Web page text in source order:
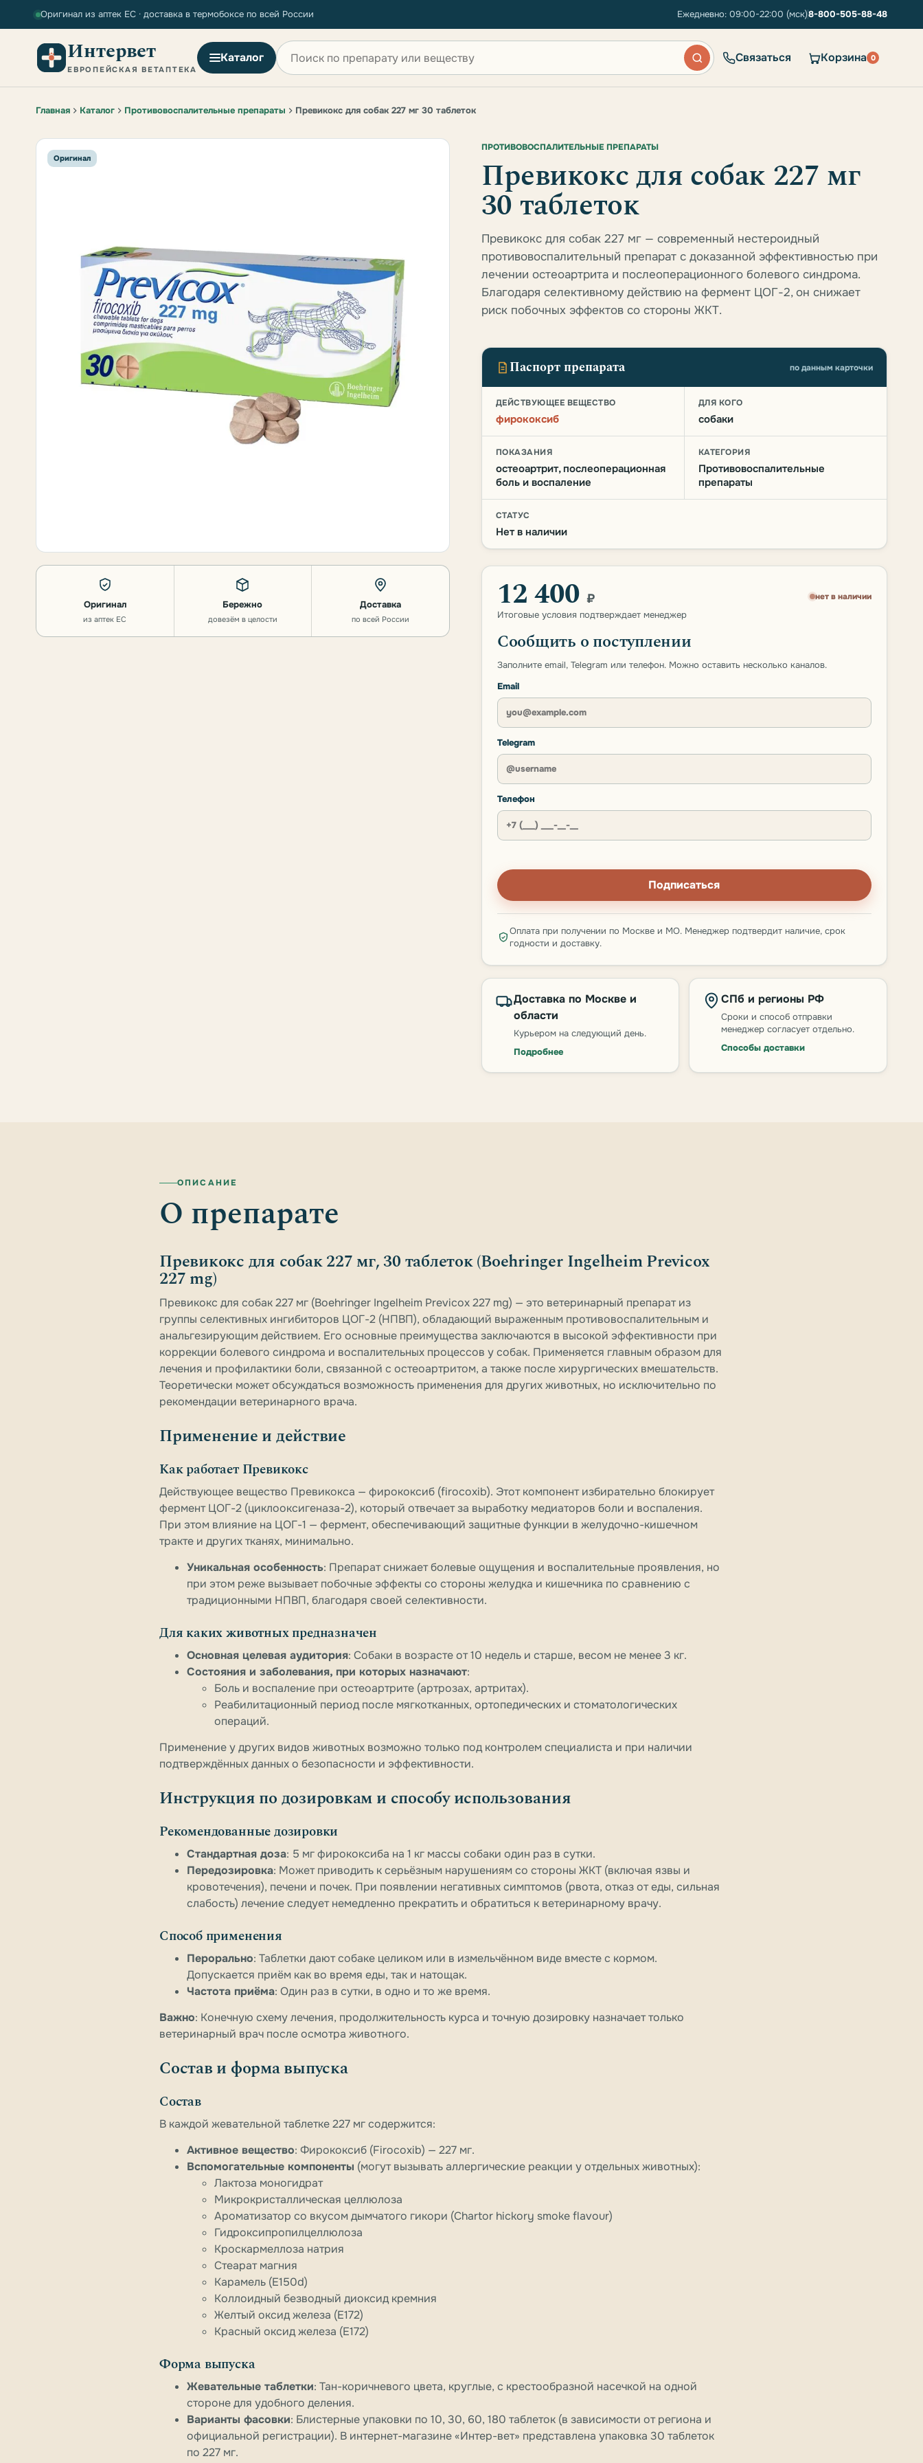
Оригинал из аптек ЕС · доставка в термобоксе по всей России Ежедневно: 09:00-22:00 (мск)8-800-505-88-48
Интервет
ЕВРОПЕЙСКАЯ ВЕТАПТЕКА
Каталог
Поиск по сайту
Связаться Корзина 0
Главная Каталог Противовоспалительные препараты Превикокс для собак 227 мг 30 таблеток
Оригинал
Оригинал
из аптек ЕС
Бережно
довезём в целости
Доставка
по всей России
ПРОТИВОВОСПАЛИТЕЛЬНЫЕ ПРЕПАРАТЫ
Превикокс для собак 227 мг
30 таблеток
Превикокс для собак 227 мг — современный нестероидный
противовоспалительный препарат с доказанной эффективностью при
лечении остеоартрита и послеоперационного болевого синдрома.
Благодаря селективному действию на фермент ЦОГ-2, он снижает
риск побочных эффектов со стороны ЖКТ.
Паспорт препарата по данным карточки
ДЕЙСТВУЮЩЕЕ ВЕЩЕСТВО
фирококсиб
ДЛЯ КОГО
собаки
ПОКАЗАНИЯ
остеоартрит, послеоперационная
боль и воспаление
КАТЕГОРИЯ
Противовоспалительные
препараты
СТАТУС
Нет в наличии
12 400 ₽
Итоговые условия подтверждает менеджер
нет в наличии
Сообщить о поступлении
Заполните email, Telegram или телефон. Можно оставить несколько каналов.
Email
Telegram
Телефон
Подписаться
Оплата при получении по Москве и МО. Менеджер подтвердит наличие, срок
годности и доставку.
Доставка по Москве и
области
Курьером на следующий день.
Подробнее
СПб и регионы РФ
Сроки и способ отправки
менеджер согласует отдельно.
Способы доставки
ОПИСАНИЕ
О препарате
Превикокс для собак 227 мг, 30 таблеток (Boehringer Ingelheim Previcox
227 mg)
Превикокс для собак 227 мг (Boehringer Ingelheim Previcox 227 mg) — это ветеринарный препарат из
группы селективных ингибиторов ЦОГ-2 (НПВП), обладающий выраженным противовоспалительным и
анальгезирующим действием. Его основные преимущества заключаются в высокой эффективности при
коррекции болевого синдрома и воспалительных процессов у собак. Применяется главным образом для
лечения и профилактики боли, связанной с остеоартритом, а также после хирургических вмешательств.
Теоретически может обсуждаться возможность применения для других животных, но исключительно по
рекомендации ветеринарного врача.
Применение и действие
Как работает Превикокс
Действующее вещество Превикокса — фирококсиб (firocoxib). Этот компонент избирательно блокирует
фермент ЦОГ-2 (циклооксигеназа-2), который отвечает за выработку медиаторов боли и воспаления.
При этом влияние на ЦОГ-1 — фермент, обеспечивающий защитные функции в желудочно-кишечном
тракте и других тканях, минимально.
Уникальная особенность: Препарат снижает болевые ощущения и воспалительные проявления, но
при этом реже вызывает побочные эффекты со стороны желудка и кишечника по сравнению с
традиционными НПВП, благодаря своей селективности.
Для каких животных предназначен
Основная целевая аудитория: Собаки в возрасте от 10 недель и старше, весом не менее 3 кг.
Состояния и заболевания, при которых назначают:
Боль и воспаление при остеоартрите (артрозах, артритах).
Реабилитационный период после мягкотканных, ортопедических и стоматологических
операций.
Применение у других видов животных возможно только под контролем специалиста и при наличии
подтверждённых данных о безопасности и эффективности.
Инструкция по дозировкам и способу использования
Рекомендованные дозировки
Стандартная доза: 5 мг фирококсиба на 1 кг массы собаки один раз в сутки.
Передозировка: Может приводить к серьёзным нарушениям со стороны ЖКТ (включая язвы и
кровотечения), печени и почек. При появлении негативных симптомов (рвота, отказ от еды, сильная
слабость) лечение следует немедленно прекратить и обратиться к ветеринарному врачу.
Способ применения
Перорально: Таблетки дают собаке целиком или в измельчённом виде вместе с кормом.
Допускается приём как во время еды, так и натощак.
Частота приёма: Один раз в сутки, в одно и то же время.
Важно: Конечную схему лечения, продолжительность курса и точную дозировку назначает только
ветеринарный врач после осмотра животного.
Состав и форма выпуска
Состав
В каждой жевательной таблетке 227 мг содержится:
Активное вещество: Фирококсиб (Firocoxib) — 227 мг.
Вспомогательные компоненты (могут вызывать аллергические реакции у отдельных животных):
Лактоза моногидрат
Микрокристаллическая целлюлоза
Ароматизатор со вкусом дымчатого гикори (Chartor hickory smoke flavour)
Гидроксипропилцеллюлоза
Кроскармеллоза натрия
Стеарат магния
Карамель (E150d)
Коллоидный безводный диоксид кремния
Желтый оксид железа (E172)
Красный оксид железа (E172)
Форма выпуска
Жевательные таблетки: Тан-коричневого цвета, круглые, с крестообразной насечкой на одной
стороне для удобного деления.
Варианты фасовки: Блистерные упаковки по 10, 30, 60, 180 таблеток (в зависимости от региона и
официальной регистрации). В интернет-магазине «Интер-вет» представлена упаковка 30 таблеток
по 227 мг.